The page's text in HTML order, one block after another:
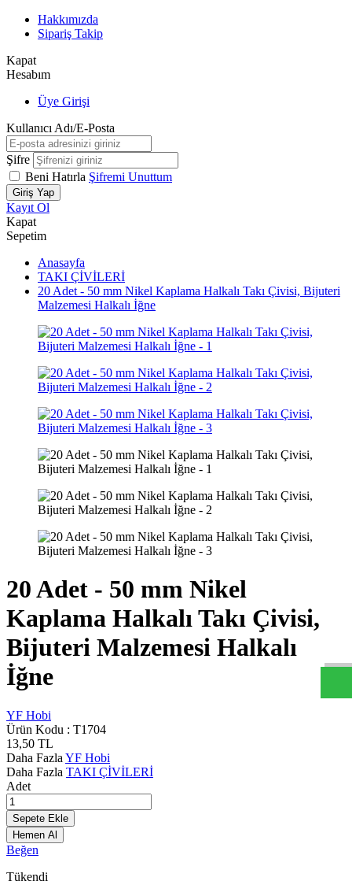
Hakkımızda
Sipariş Takip
Kapat
Hesabım
Üye Girişi
Kullanıcı Adı/E-Posta
Şifre
Beni Hatırla Şifremi Unuttum
Giriş Yap
Kayıt Ol
Kapat
Sepetim
Anasayfa
TAKI ÇİVİLERİ
20 Adet - 50 mm Nikel Kaplama Halkalı Takı Çivisi, Bijuteri
Malzemesi Halkalı İğne
20 Adet - 50 mm Nikel
Kaplama Halkalı Takı Çivisi,
Bijuteri Malzemesi Halkalı
İğne
YF Hobi
Ürün Kodu : T1704
13,50 TL
Daha Fazla YF Hobi
Daha Fazla TAKI ÇİVİLERİ
Adet
Sepete Ekle
Hemen Al
Beğen
Tükendi